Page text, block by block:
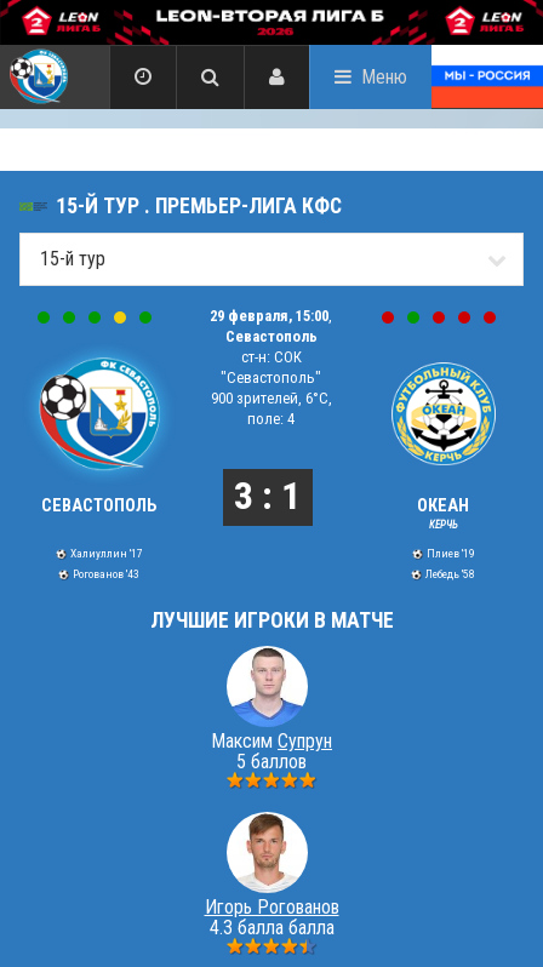
Меню
15-Й ТУР . ПРЕМЬЕР-ЛИГА КФС
СЕВАСТОПОЛЬ
Халиуллин '17
Рогованов '43
29 февраля, 15:00
Севастополь
ст-н: СОК
"Севастополь"
900 зрителей, 6°C,
поле: 4
3 : 1 ОКЕАН
КЕРЧЬ
Плиев '19
Лебедь '58
ЛУЧШИЕ ИГРОКИ В МАТЧЕ
Максим Супрун
5 баллов
Игорь Рогованов
4.3 балла балла